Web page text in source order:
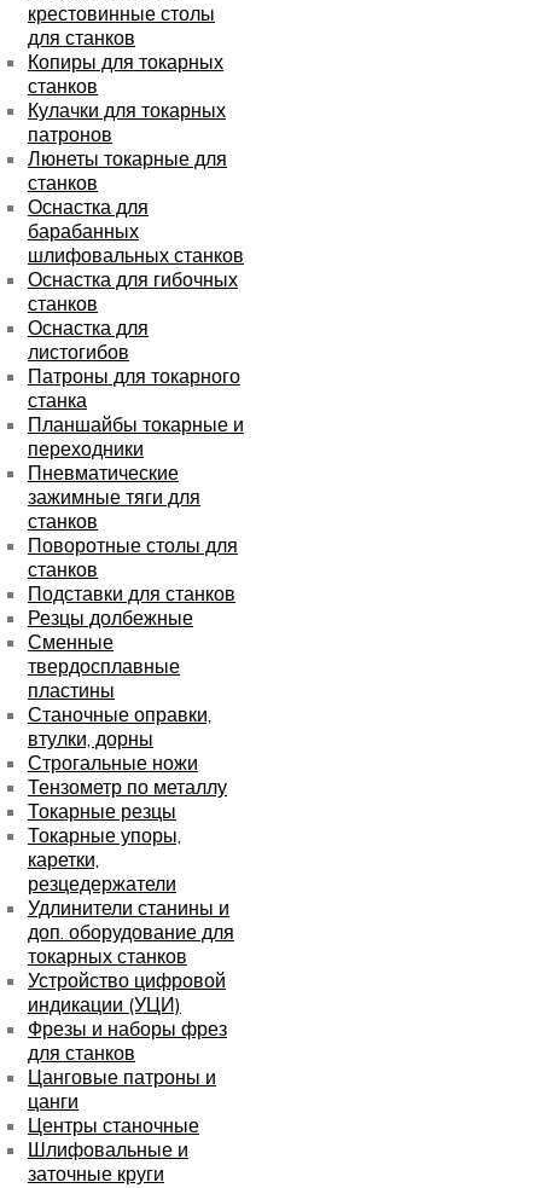
крестовинные столы
для станков
Копиры для токарных
станков
Кулачки для токарных
патронов
Люнеты токарные для
станков
Оснастка для
барабанных
шлифовальных станков
Оснастка для гибочных
станков
Оснастка для
листогибов
Патроны для токарного
станка
Планшайбы токарные и
переходники
Пневматические
зажимные тяги для
станков
Поворотные столы для
станков
Подставки для станков
Резцы долбежные
Сменные
твердосплавные
пластины
Станочные оправки,
втулки, дорны
Строгальные ножи
Тензометр по металлу
Токарные резцы
Токарные упоры,
каретки,
резцедержатели
Удлинители станины и
доп. оборудование для
токарных станков
Устройство цифровой
индикации (УЦИ)
Фрезы и наборы фрез
для станков
Цанговые патроны и
цанги
Центры станочные
Шлифовальные и
заточные круги